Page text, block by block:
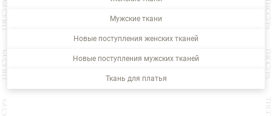
Мужские ткани
Новые поступления женских тканей
Новые поступления мужских тканей
Ткань для платья